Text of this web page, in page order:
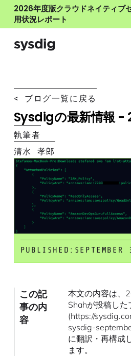
2026年度版クラウドネイティブ
用状況レポート
< ブログ一覧に戻る
Sysdigの最新情報 -
執筆者
清水 孝郎
PUBLISHED:
この記
事の内
容
本文の内容は、
Shahが投稿した
(https://
sysdig-
に翻訳・再構成
ます。